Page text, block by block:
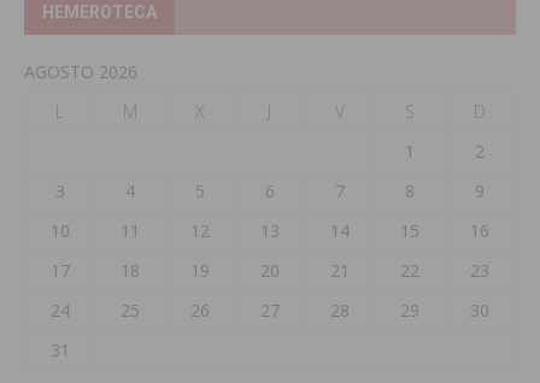
HEMEROTECA
AGOSTO 2026
L
M X J V S
D
1
2
3
4 5 6 7 8
9
10
11 12 13 14 15
16
17
18 19 20 21 22
23
24
25 26 27 28 29
30
31